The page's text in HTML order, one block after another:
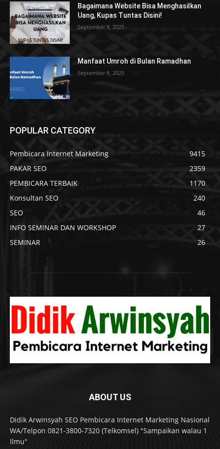
Bagaimana Website Bisa Menghasilkan
Uang, Kupas Tuntas Disini!
September 8, 2025
Manfaat Umroh di Bulan Ramadhan
September 8, 2025
POPULAR CATEGORY
Pembicara Internet Marketing
9415
PAKAR SEO
2359
PEMBICARA TERBAIK
1170
Konsultan SEO
240
SEO
46
INFO SEMINAR DAN WORKSHOP
27
SEMINAR
26
ABOUT US
Didik Arwinsyah SEO Pembicara Internet Marketing Nasional
WA/Telpon 0821-3800-7320 (Telkomsel) "Sampaikan walau 1
Ilmu"